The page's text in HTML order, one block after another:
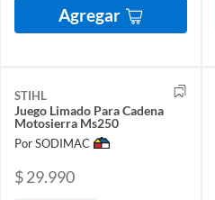
Agregar
STIHL
Juego Limado Para Cadena
Motosierra Ms250
Por SODIMAC
$ 29.990